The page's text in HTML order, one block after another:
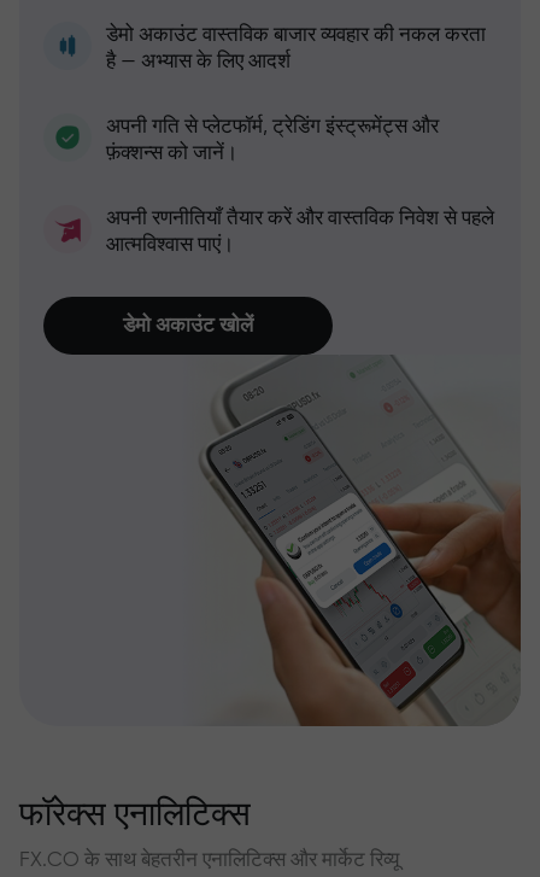
डेमो अकाउंट वास्तविक बाजार व्यवहार की नकल करता
है — अभ्यास के लिए आदर्श
अपनी गति से प्लेटफॉर्म, ट्रेडिंग इंस्ट्रूमेंट्स और
फ़ंक्शन्स को जानें।
अपनी रणनीतियाँ तैयार करें और वास्तविक निवेश से पहले
आत्मविश्वास पाएं।
डेमो अकाउंट खोलें
फॉरेक्स एनालिटिक्स
FX.CO के साथ बेहतरीन एनालिटिक्स और मार्केट रिव्यू